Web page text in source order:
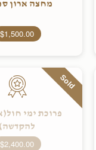
מחצה ארון
$1,500.00
Sold
פרוכת ימי
$2,400.00